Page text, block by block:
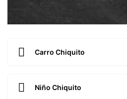
Carro Chiquito
Niño Chiquito